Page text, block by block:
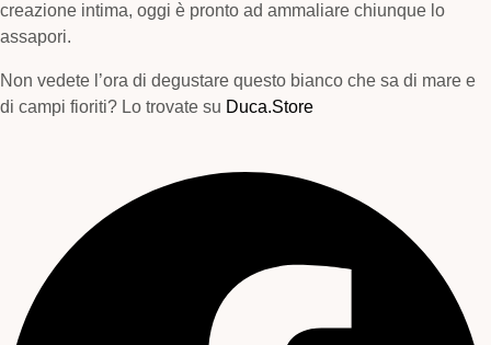
creazione intima, oggi è pronto ad ammaliare chiunque lo
assapori.
Non vedete l’ora di degustare questo bianco che sa di mare e
di campi fioriti? Lo trovate su Duca.Store